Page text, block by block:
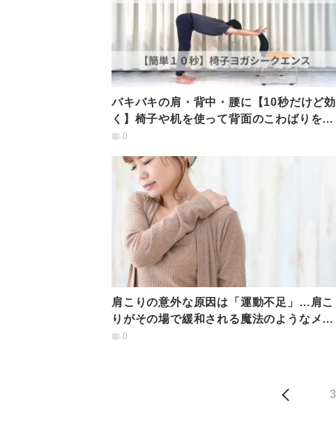
バキバキの肩・背中・腰に【10秒だけど効
く】椅子や机を使って背面のこわばりを解
く「プチ太陽礼拝」
0
肩こりの意外な原因は「運動不足」…肩こ
りがその場で緩和される魔法のようなメソ
ッド
0
3